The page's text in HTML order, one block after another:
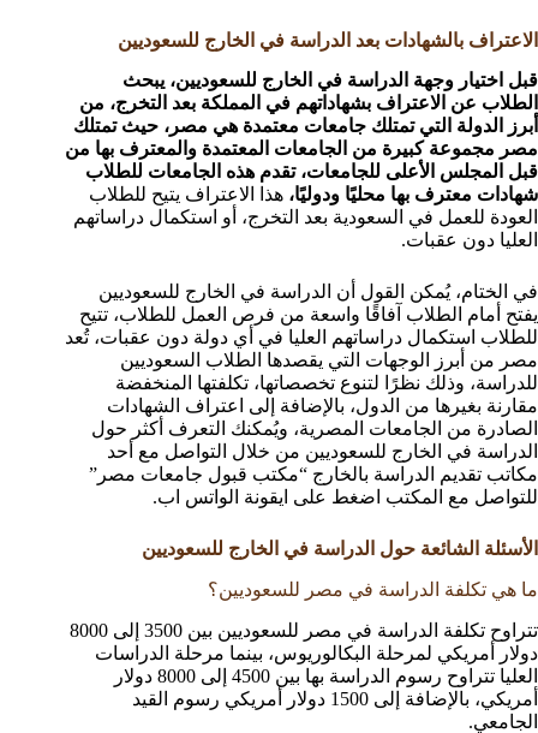
الاعتراف بالشهادات بعد الدراسة في الخارج للسعوديين
قبل اختيار وجهة الدراسة في الخارج للسعوديين، يبحث
الطلاب عن الاعتراف بشهاداتهم في المملكة بعد التخرج، من
أبرز الدولة التي تمتلك جامعات معتمدة هي مصر، حيث تمتلك
مصر مجموعة كبيرة من الجامعات المعتمدة والمعترف بها من
قبل المجلس الأعلى للجامعات، تقدم هذه الجامعات للطلاب
شهادات معترف بها محليًا ودوليًا، هذا الاعتراف يتيح للطلاب
العودة للعمل في السعودية بعد التخرج، أو استكمال دراساتهم
العليا دون عقبات.
في الختام، يُمكن القول أن الدراسة في الخارج للسعوديين
يفتح أمام الطلاب آفاقًا واسعة من فرص العمل للطلاب، تتيح
للطلاب استكمال دراساتهم العليا في أي دولة دون عقبات، تُعد
مصر من أبرز الوجهات التي يقصدها الطلاب السعوديين
للدراسة، وذلك نظرًا لتنوع تخصصاتها، تكلفتها المنخفضة
مقارنة بغيرها من الدول، بالإضافة إلى اعتراف الشهادات
الصادرة من الجامعات المصرية، ويُمكنك التعرف أكثر حول
الدراسة في الخارج للسعوديين من خلال التواصل مع أحد
مكاتب تقديم الدراسة بالخارج “مكتب قبول جامعات مصر”
للتواصل مع المكتب اضغط على ايقونة الواتس اب.
الأسئلة الشائعة حول الدراسة في الخارج للسعوديين
ما هي تكلفة الدراسة في مصر للسعوديين؟
تتراوح تكلفة الدراسة في مصر للسعوديين بين 3500 إلى 8000
دولار أمريكي لمرحلة البكالوريوس، بينما مرحلة الدراسات
العليا تتراوح رسوم الدراسة بها بين 4500 إلى 8000 دولار
أمريكي، بالإضافة إلى 1500 دولار أمريكي رسوم القيد
الجامعي.